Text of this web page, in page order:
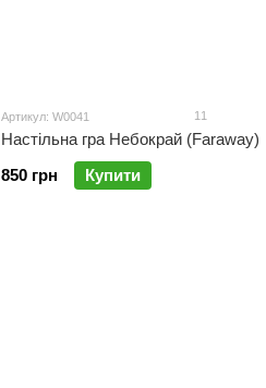
Артикул: W0041 11
Настільна гра Небокрай (Faraway)
850 грн
Купити